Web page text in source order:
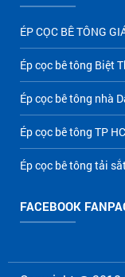
ÉP CỌC BÊ TÔNG
Ép cọc bê tông Biệt
Ép cọc bê tông nhà
Ép cọc bê tông TP
Ép cọc bê tông tải
FACEBOOK